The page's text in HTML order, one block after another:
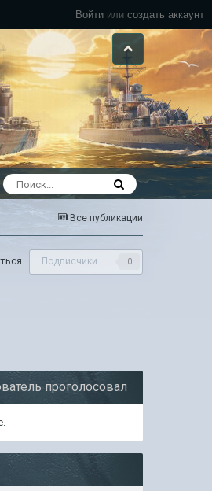
Войти или создать аккаунт
Все публикации
Подписчики 0
проголосовал